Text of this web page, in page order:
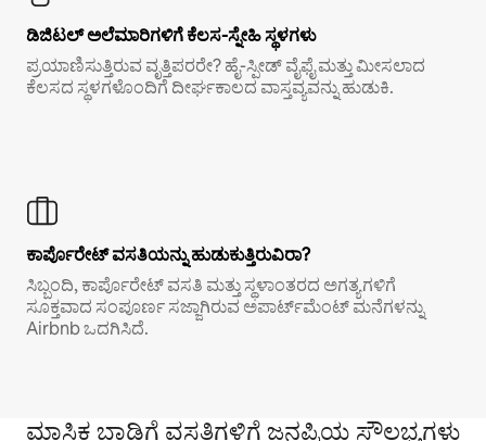
ಡಿಜಿಟಲ್ ಅಲೆಮಾರಿಗಳಿಗೆ ಕೆಲಸ-ಸ್ನೇಹಿ ಸ್ಥಳಗಳು
ಪ್ರಯಾಣಿಸುತ್ತಿರುವ ವೃತ್ತಿಪರರೇ? ಹೈ-ಸ್ಪೀಡ್ ವೈಫೈ ಮತ್ತು ಮೀಸಲಾದ
ಕೆಲಸದ ಸ್ಥಳಗಳೊಂದಿಗೆ ದೀರ್ಘಕಾಲದ ವಾಸ್ತವ್ಯವನ್ನು ಹುಡುಕಿ.
ಕಾರ್ಪೊರೇಟ್ ವಸತಿಯನ್ನು ಹುಡುಕುತ್ತಿರುವಿರಾ?
ಸಿಬ್ಬಂದಿ, ಕಾರ್ಪೊರೇಟ್ ವಸತಿ ಮತ್ತು ಸ್ಥಳಾಂತರದ ಅಗತ್ಯಗಳಿಗೆ
ಸೂಕ್ತವಾದ ಸಂಪೂರ್ಣ ಸಜ್ಜಾಗಿರುವ ಅಪಾರ್ಟ್‌ಮೆಂಟ್ ಮನೆಗಳನ್ನು
Airbnb ಒದಗಿಸಿದೆ.
ಮಾಸಿಕ ಬಾಡಿಗೆ ವಸತಿಗಳಿಗೆ ಜನಪ್ರಿಯ ಸೌಲಭ್ಯಗಳು